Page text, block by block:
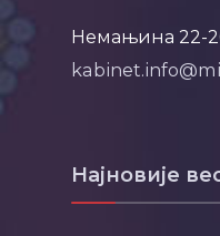
Немањина 22-
Најновије